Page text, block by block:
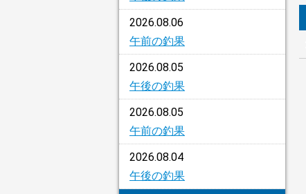
2026.08.06
午前の釣果
2026.08.05
午後の釣果
2026.08.05
午前の釣果
2026.08.04
午後の釣果